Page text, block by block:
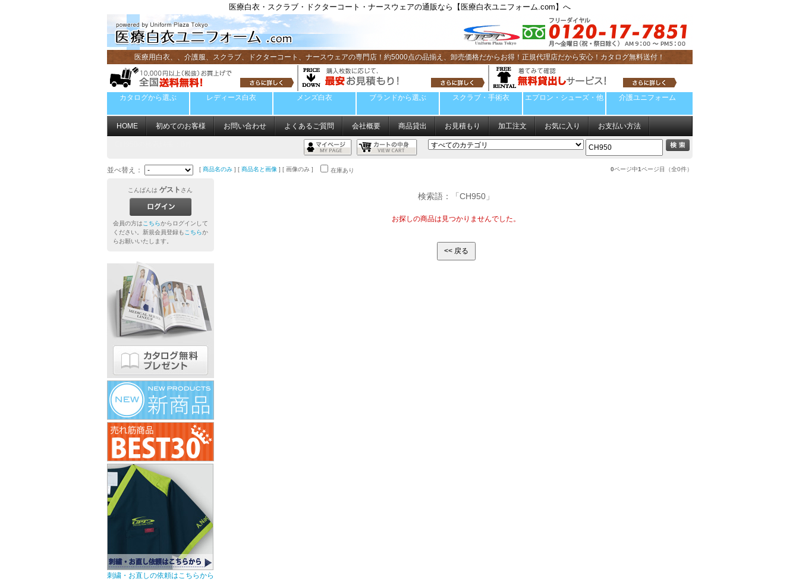
医療白衣・スクラブ・ドクターコート・ナースウェアの通販なら【医療白衣ユニフォーム.com】へ
医療用白衣、、介護服、スクラブ、ドクターコート、ナースウェアの専門店！約5000点の品揃え、卸売価格だからお得！正規代理店だから安心！カタログ無料送付！
カタログから選ぶ レディース白衣 メンズ白衣 ブランドから選ぶ スクラブ・手術衣 エプロン・シューズ・他 介護ユニフォーム
HOME 初めてのお客様 お問い合わせ よくあるご質問 会社概要 商品貸出 お見積もり 加工注文 お気に入り お支払い方法
並べ替え： [ 商品名のみ] [ 商品名と画像 ] [ 画像のみ ] 在庫あり 0ページ中1ページ目（全0件）
検索語：「CH950」
お探しの商品は見つかりませんでした。
こんばんは ゲスト さん
会員の方はこちらからログインして
ください。新規会員登録もこちらか
らお願いいたします。
刺繍・お直しの依頼はこちらから